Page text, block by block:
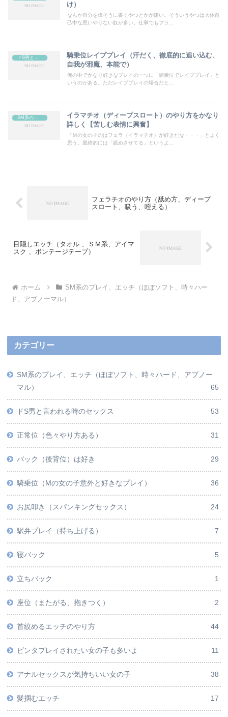
け）
なんか自分を偉そうに書くやつとかが嫌い。そういうやつは大体自
己中な思いやりない奴が多い。仕事でもプラ...
ドS男と言われる時のセックス
騎乗位レイププレイ（汗だく、徹底的に追い込む、
自我が邪魔、本能で）
俺の中でかなり好きなプレイの一つに「騎乗位でレイププレイ」と
いうのがある。ただレイププレイの場合だと...
SM系のプレイ、エッチ（ほぼソフト、時々ハード、アブノーマル）
イラマチオ（ディープスロート）のやり方をかなり
詳しく【苦しむ表情に興奮】
「Ｍの女の子のはフェラ（イラマチオ）が好きだな・・・」とよく
思う。最終的には「舐めさせてる」というよ...
フェラチオのやり方（舐め方、ディープ
スロート、吸う、咥える）
目隠しエッチ（タオル 、ＳＭ系、アイマ
スク 、ボンテージテープ）
ホーム
SM系のプレイ、エッチ（ほぼソフト、時々ハー
ド、アブノーマル）
カテゴリー
SM系のプレイ、エッチ（ほぼソフト、時々ハード、アブノー
マル）
65
ドS男と言われる時のセックス 53
正常位（色々やり方ある） 31
バック（後背位）は好き 29
騎乗位（Mの女の子意外と好きなプレイ） 36
お尻叩き（スパンキングセックス） 24
駅弁プレイ（持ち上げる） 7
寝バック 5
立ちバック 1
座位（またがる、抱きつく） 2
首絞めるエッチのやり方 44
ビンタプレイされたい女の子も多いよ 11
アナルセックスが気持ちいい女の子 38
髪掴むエッチ 17